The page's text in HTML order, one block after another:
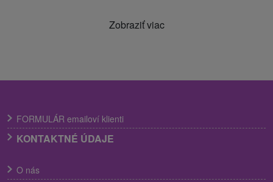
Zobraziť viac
FORMULÁR emailoví klienti
KONTAKTNÉ ÚDAJE
O nás